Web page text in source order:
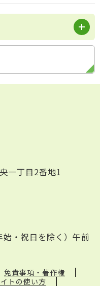
一丁目2番地1
・祝日を除く）午前
免責事項・著作権
トの使い方